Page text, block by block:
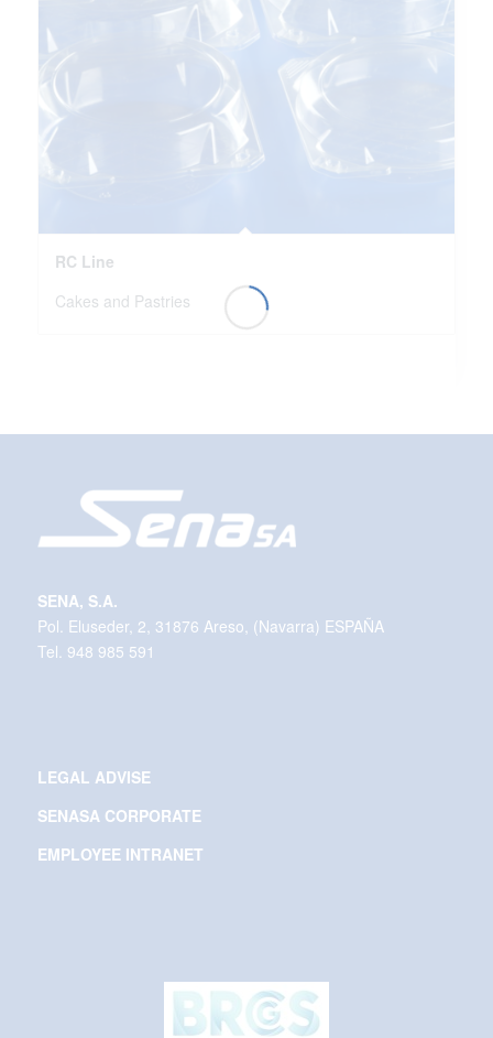
RC Line
Cakes and Pastries
SENA, S.A.
Pol. Eluseder, 2, 31876 Areso, (Navarra) ESPAÑA
Tel. 948 985 591
LEGAL ADVISE
SENASA CORPORATE
EMPLOYEE INTRANET